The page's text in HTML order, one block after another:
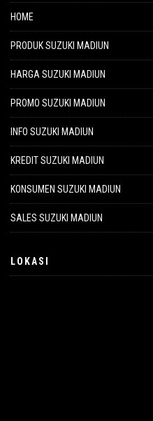
HOME
PRODUK SUZUKI MADIUN
HARGA SUZUKI MADIUN
PROMO SUZUKI MADIUN
INFO SUZUKI MADIUN
KREDIT SUZUKI MADIUN
KONSUMEN SUZUKI MADIUN
SALES SUZUKI MADIUN
LOKASI